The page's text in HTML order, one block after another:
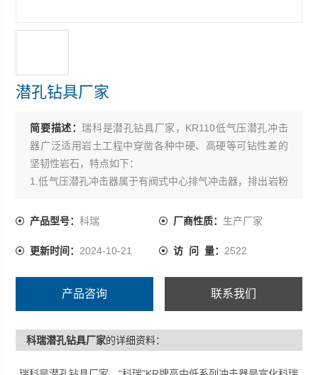
潜孔钻具厂家
简要描述：瑞科是潜孔钻具厂家，KR110低气压潜孔冲击
器广泛适用岩土工程中穿凿各种中硬、高硬等可钻性差的
坚韧性岩石，特点如下：
1.低气压潜孔冲击器属于有阀式中心排气冲击器，排出岩粉
高了钻进效率；
得理想的能量传递，单次冲击功大、凿岩速度更快、耗风
产品型号：科瑞 厂商性质： 生产厂家
更新时间： 2024-10-21 访 问 量： 2522
产品咨询 联系我们
科瑞潜孔钻具厂家的详细资料：